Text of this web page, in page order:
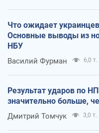
Что ожидает
Основные выводы из
НБУ
Василий Фурман 6,0 т.
Результат ударов по
значительно больше,
Дмитрий Томчук 3,0 т.